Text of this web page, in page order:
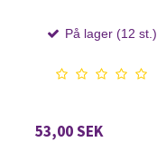
På lager (12 st.)
53,00 SEK